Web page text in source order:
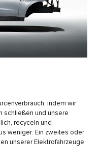
indem wir
schließen und unsere
recyceln und
weniger: Ein zweites oder
unserer Elektrofahrzeuge